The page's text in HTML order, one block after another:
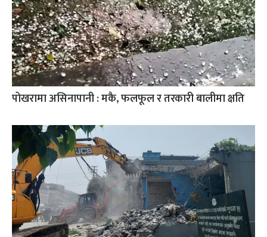
पोखरामा असिनापानी : मकै, फलफूल र तरकारी बालीमा क्षति